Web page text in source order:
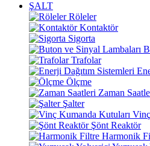
ŞALT
Röleler
Kontaktör
Sigorta
Trafolar
Ölçme
Zaman
Şalter
Şönt Reaktör
Harmonik